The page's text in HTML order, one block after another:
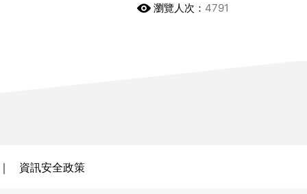
瀏覽人次： 4791
資訊安全政策